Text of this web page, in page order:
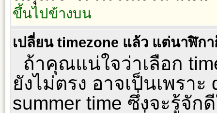
ขึ้นไปข้างบน
เปลี่ยน timezone แล้ว แต่นาฬิกา
ถ้าคุณแน่ใจว่าเลือก
ยังไม่ตรง อาจเป็นเพรา
summer time ซึ่งจะรู้จั